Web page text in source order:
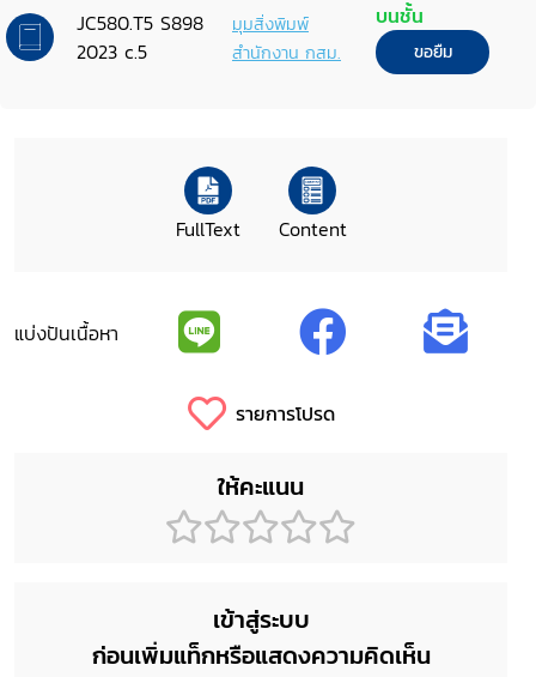
JC580.T5 S898
2023 c.5
มุมสิ่งพิมพ์
สำนักงาน กสม.
บนชั้น
ขอยืม
FullText Content
แบ่งปันเนื้อหา
รายการโปรด
ให้คะแนน
เข้าสู่ระบบ
ก่อนเพิ่มแท็กหรือแสดงความคิดเห็น